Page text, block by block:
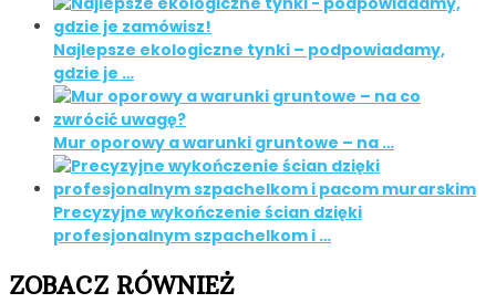
Najlepsze ekologiczne tynki – podpowiadamy,
gdzie je …
Mur oporowy a warunki gruntowe – na …
Precyzyjne wykończenie ścian dzięki
profesjonalnym szpachelkom i …
ZOBACZ RÓWNIEŻ